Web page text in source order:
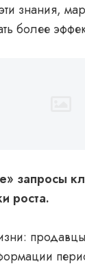
знания,
более
запросы
роста.
: